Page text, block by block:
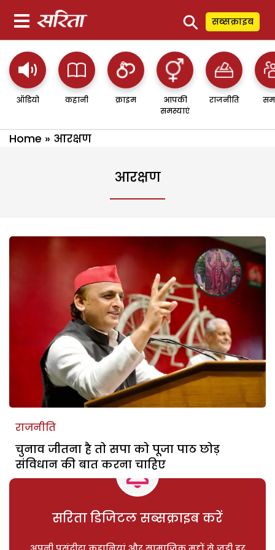
⚲ सब्सक्राइब
ऑडियो कहानी क्राइम
आपकी
समस्याएं
राजनीति
Home » आरक्षण
आरक्षण
राजनीति
चुनाव जीतना है तो सपा को पूजा पाठ छोड़
संविधान की बात करना चाहिए
सरिता डिजिटल सब्सक्राइब करें